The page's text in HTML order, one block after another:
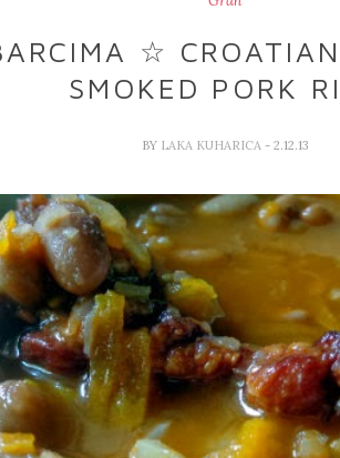
☆
SMOKED PORK
BY LAKA KUHARICA - 2.12.13